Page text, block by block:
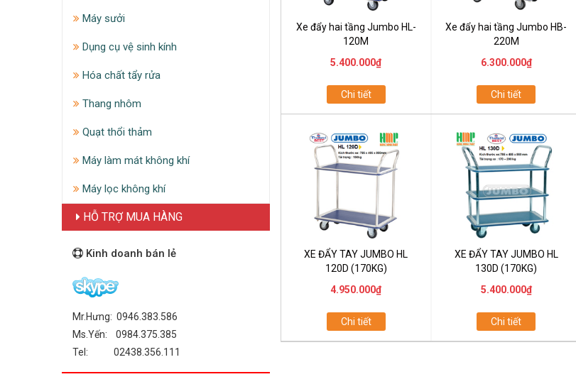
Máy sưởi
Dụng cụ vệ sinh kính
Hóa chất tẩy rửa
Thang nhôm
Quạt thổi thảm
Máy làm mát không khí
Máy lọc không khí
HỖ TRỢ MUA HÀNG
Kinh doanh bán lẻ
Mr.Hưng: 0946.383.586
Ms.Yến: 0984.375.385
Tel: 02438.356.111
Xe đẩy hai tầng Jumbo HL-
120M
5.400.000₫
Chi tiết
Xe đẩy hai tầng Jumbo HB-
220M
6.300.000₫
Chi tiết
XE ĐẨY TAY JUMBO HL
120D (170KG)
4.950.000₫
Chi tiết
XE ĐẨY TAY JUMBO HL
130D (170KG)
5.400.000₫
Chi tiết